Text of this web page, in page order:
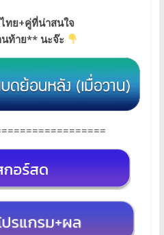
ทย+คู่ที่น่าสนใจ
นท้าย** นะจ๊ะ